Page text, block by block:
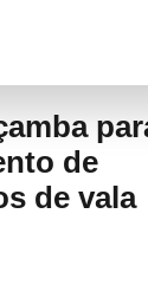
de
de vala